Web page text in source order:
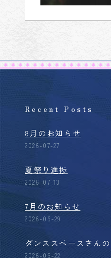
Recent Posts
8月のお知らせ
2026-07-27
夏祭り進捗
2026-07-13
7月のお知らせ
2026-06-29
ダンススペースさんの
2026-06-22